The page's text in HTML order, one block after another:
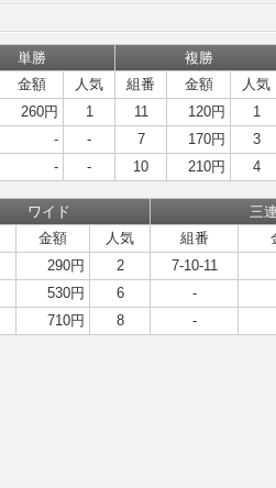
単勝
複勝
金額 人気 組番 金額
人気
260円 1 11 120円
1
- - 7 170円
3
- - 10 210円 4
ワイド
三
金額 人気 組番
290円 2
7-10-11
530円 6
-
710円 8 -